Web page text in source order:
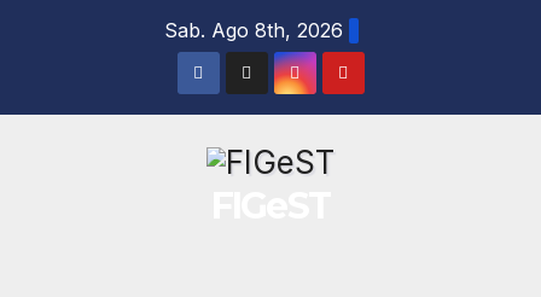
Sab. Ago 8th, 2026